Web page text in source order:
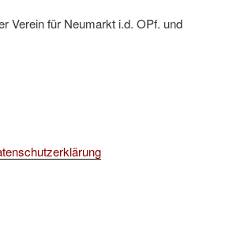
Verein für Neumarkt i.d. OPf. und